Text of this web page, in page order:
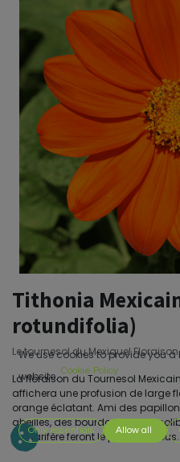
Tithonia
rotundifolia)
Le tournesol du Mexique!
La floraison du Tournesol
affichera une profusion de large
orange éclatant. Ami des
abeilles, des bourdons et des
nectarifère feront le plaisir de tous.
We use cookies to provide you a
website. Cookie Policy
Only essentials Allow all